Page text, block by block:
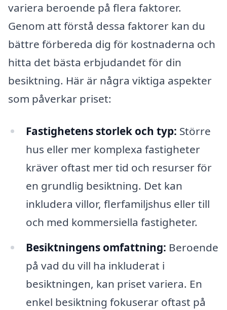
variera beroende på flera faktorer.
Genom att förstå dessa faktorer kan du
bättre förbereda dig för kostnaderna och
hitta det bästa erbjudandet för din
besiktning. Här är några viktiga aspekter
som påverkar priset:
Fastighetens storlek och typ: Större
hus eller mer komplexa fastigheter
kräver oftast mer tid och resurser för
en grundlig besiktning. Det kan
inkludera villor, flerfamiljshus eller till
och med kommersiella fastigheter.
Besiktningens omfattning: Beroende
på vad du vill ha inkluderat i
besiktningen, kan priset variera. En
enkel besiktning fokuserar oftast på